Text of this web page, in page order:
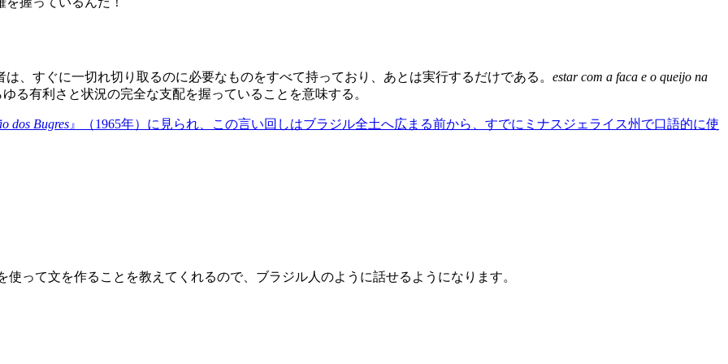
、すぐに一切れ切り取るのに必要なものをすべて持っており、あとは実行するだけである。 estar com a faca e o queijo na
る有利さと状況の完全な支配を握っていることを意味する。
dos Bugres 』（1965年）に見られ、この言い回しはブラジル全土へ広まる前から、すでにミナスジェライス州で口語的に使
って文を作ることを教えてくれるので、ブラジル人のように話せるようになります。